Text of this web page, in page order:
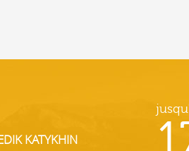
KATYKHIN